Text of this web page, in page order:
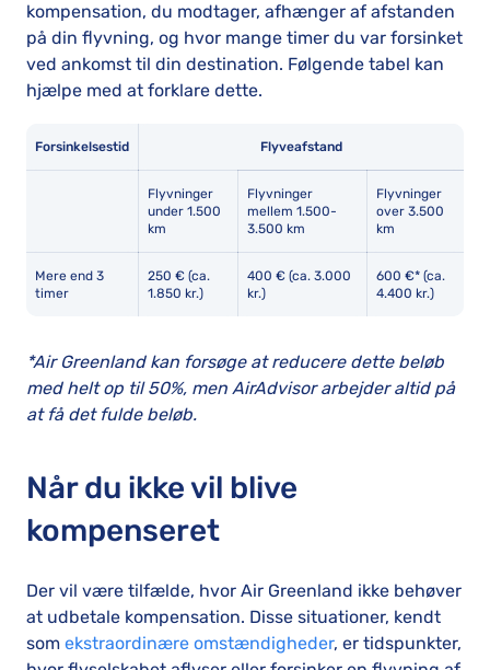
kompensation, du modtager, afhænger af afstanden
på din flyvning, og hvor mange timer du var forsinket
ved ankomst til din destination. Følgende tabel kan
hjælpe med at forklare dette.
Forsinkelsestid Flyveafstand
Flyvninger
under 1.500
km
Flyvninger
mellem 1.500-
3.500 km
Flyvninger
over 3.500
km
Mere end 3
timer
250 € (ca.
1.850 kr.)
400 € (ca. 3.000
kr.)
600 €* (ca.
4.400 kr.)
*Air Greenland kan forsøge at reducere dette beløb
med helt op til 50%, men AirAdvisor arbejder altid på
at få det fulde beløb.
Når du ikke vil blive
kompenseret
Der vil være tilfælde, hvor Air Greenland ikke behøver
at udbetale kompensation. Disse situationer, kendt
som ekstraordinære omstændigheder, er tidspunkter,